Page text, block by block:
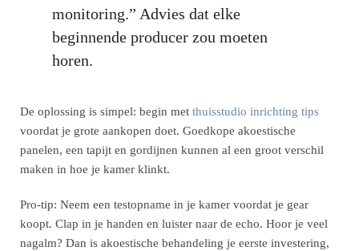
monitoring.” Advies dat elke
beginnende producer zou moeten
horen.
De oplossing is simpel: begin met thuisstudio inrichting tips
voordat je grote aankopen doet. Goedkope akoestische
panelen, een tapijt en gordijnen kunnen al een groot verschil
maken in hoe je kamer klinkt.
Pro-tip: Neem een testopname in je kamer voordat je gear
koopt. Clap in je handen en luister naar de echo. Hoor je veel
nagalm? Dan is akoestische behandeling je eerste investering,